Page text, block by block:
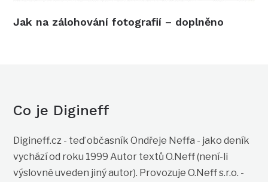
Jak na zálohování fotografií – doplněno
Co je Digineff
Digineff.cz - teď občasník Ondřeje Neffa - jako deník
vychází od roku 1999 Autor textů O.Neff (není-li
výslovně uveden jiný autor). Provozuje O.Neff s.r.o. -